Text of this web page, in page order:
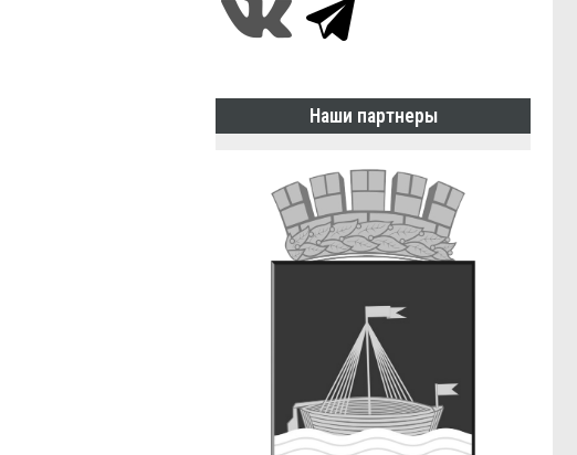
Наши партнеры